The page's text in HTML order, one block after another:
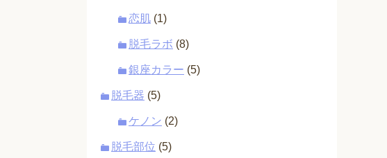
恋肌 (1)
脱毛ラボ (8)
銀座カラー (5)
脱毛器 (5)
ケノン (2)
脱毛部位 (5)